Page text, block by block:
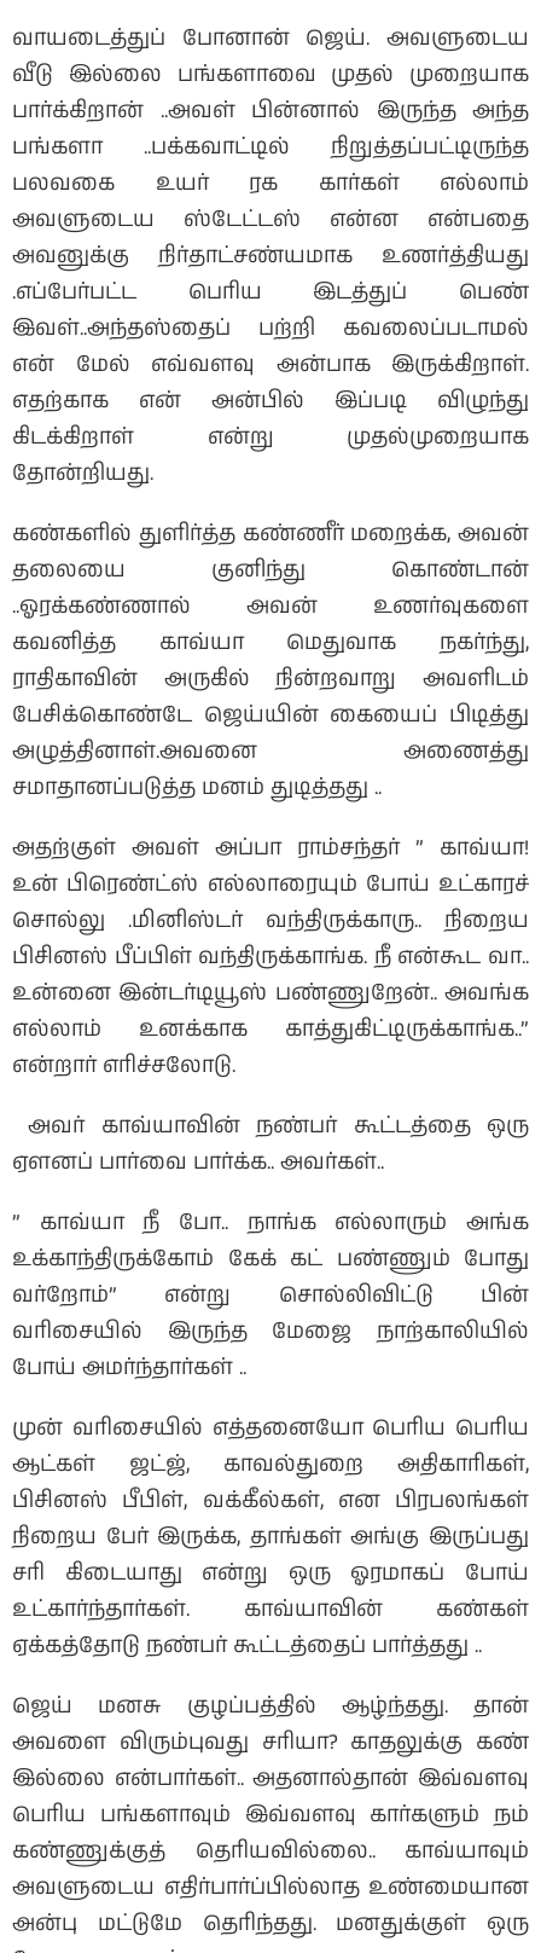
வாயடைத்துப் போனான் ஜெய். அவளுடைய
வீடு இல்லை பங்களாவை முதல் முறையாக
பார்க்கிறான் ..அவள் பின்னால் இருந்த அந்த
பங்களா ..பக்கவாட்டில் நிறுத்தப்பட்டிருந்த
பலவகை உயர் ரக கார்கள் எல்லாம்
அவளுடைய ஸ்டேட்டஸ் என்ன என்பதை
அவனுக்கு நிர்தாட்சண்யமாக உணர்த்தியது
.எப்பேர்பட்ட பெரிய இடத்துப் பெண்
இவள்..அந்தஸ்தைப் பற்றி கவலைப்படாமல்
என் மேல் எவ்வளவு அன்பாக இருக்கிறாள்.
எதற்காக என் அன்பில் இப்படி விழுந்து
கிடக்கிறாள் என்று முதல்முறையாக
தோன்றியது.
கண்களில் துளிர்த்த கண்ணீர் மறைக்க, அவன்
தலையை குனிந்து கொண்டான்
..ஓரக்கண்ணால் அவன் உணர்வுகளை
கவனித்த காவ்யா மெதுவாக நகர்ந்து,
ராதிகாவின் அருகில் நின்றவாறு அவளிடம்
பேசிக்கொண்டே ஜெய்யின் கையைப் பிடித்து
அழுத்தினாள்.அவனை அணைத்து
சமாதானப்படுத்த மனம் துடித்தது ..
அதற்குள் அவள் அப்பா ராம்சந்தர் ” காவ்யா!
உன் பிரெண்ட்ஸ் எல்லாரையும் போய் உட்காரச்
சொல்லு .மினிஸ்டர் வந்திருக்காரு.. நிறைய
பிசினஸ் பீப்பிள் வந்திருக்காங்க. நீ என்கூட வா..
உன்னை இன்டர்டியூஸ் பண்ணுறேன்.. அவங்க
எல்லாம் உனக்காக காத்துகிட்டிருக்காங்க..”
என்றார் எரிச்சலோடு.
அவர் காவ்யாவின் நண்பர் கூட்டத்தை ஒரு
ஏளனப் பார்வை பார்க்க.. அவர்கள்..
” காவ்யா நீ போ.. நாங்க எல்லாரும் அங்க
உக்காந்திருக்கோம் கேக் கட் பண்ணும் போது
வர்றோம்” என்று சொல்லிவிட்டு பின்
வரிசையில் இருந்த மேஜை நாற்காலியில்
போய் அமர்ந்தார்கள் ..
முன் வரிசையில் எத்தனையோ பெரிய பெரிய
ஆட்கள் ஜட்ஜ், காவல்துறை அதிகாரிகள்,
பிசினஸ் பீபிள், வக்கீல்கள், என பிரபலங்கள்
நிறைய பேர் இருக்க, தாங்கள் அங்கு இருப்பது
சரி கிடையாது என்று ஒரு ஓரமாகப் போய்
உட்கார்ந்தார்கள். காவ்யாவின் கண்கள்
ஏக்கத்தோடு நண்பர் கூட்டத்தைப் பார்த்தது ..
ஜெய் மனசு குழப்பத்தில் ஆழ்ந்தது. தான்
அவளை விரும்புவது சரியா? காதலுக்கு கண்
இல்லை என்பார்கள்.. அதனால்தான் இவ்வளவு
பெரிய பங்களாவும் இவ்வளவு கார்களும் நம்
கண்ணுக்குத் தெரியவில்லை.. காவ்யாவும்
அவளுடைய எதிர்பார்ப்பில்லாத உண்மையான
அன்பு மட்டுமே தெரிந்தது. மனதுக்குள் ஒரு